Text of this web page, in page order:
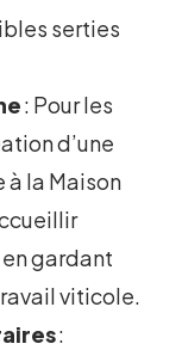
serties
: Pour les
d’une
à la Maison
gardant
viticole.
: